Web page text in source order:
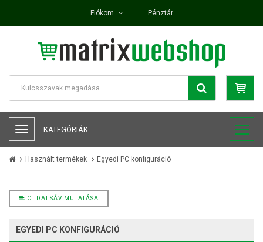
Fiókom Pénztár
KATEGÓRIÁK
Használt termékek Egyedi PC konfiguráció
OLDALSÁV MUTATÁSA
EGYEDI PC KONFIGURÁCIÓ